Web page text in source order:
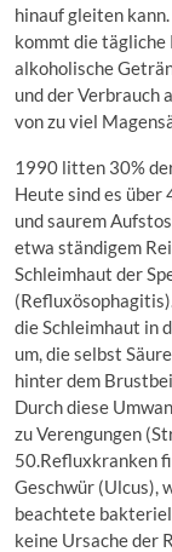
hinauf gleiten
kommt die tägliche
alkoholische
und der Verbrauch
von zu viel
1990 litten 30%
Heute sind es über
und saurem
etwa ständigem
Schleimhaut der
die Schleimhaut in
um, die selbst
hinter dem
Durch diese
zu Verengungen
50.Refluxkranken
Geschwür (Ulcus),
beachtete
keine Ursache der